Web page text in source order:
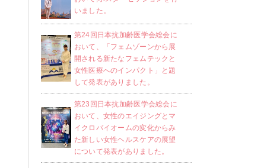
いました。
第24回日本抗加齢医学会総会に
おいて、「フェムゾーンから展
開される新たなフェムテックと
女性医療へのインパクト」と題
して発表がありました。
第23回日本抗加齢医学会総会に
おいて、女性のエイジングとマ
イクロバイオームの変化からみ
た新しい女性ヘルスケアの展望
について発表がありました。